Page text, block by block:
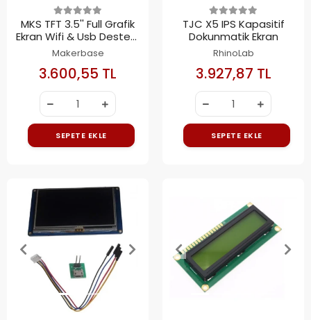
MKS TFT 3.5'' Full Grafik
Ekran Wifi & Usb Desteği
Yatay
Makerbase
3.600,55 TL
SEPETE EKLE
TJC X5 IPS Kapasitif
Dokunmatik Ekran
RhinoLab
3.927,87 TL
SEPETE EKLE